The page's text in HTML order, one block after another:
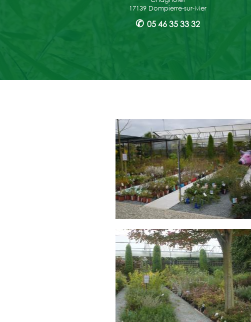
17139 Dompierre-sur-Mer
✆ 05 46 35 33 32